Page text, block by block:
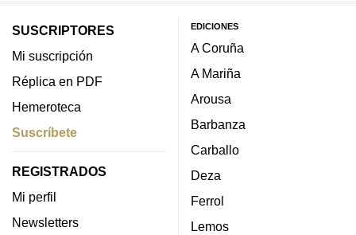
SUSCRIPTORES
Mi suscripción
Réplica en PDF
Hemeroteca
Suscríbete
REGISTRADOS
Mi perfil
Newsletters
EDICIONES
A Coruña
A Mariña
Arousa
Barbanza
Carballo
Deza
Ferrol
Lemos